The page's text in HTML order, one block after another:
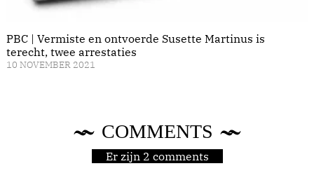
PBC | Vermiste en ontvoerde Susette Martinus is
terecht, twee arrestaties
10 NOVEMBER 2021
COMMENTS
Er zijn 2 comments